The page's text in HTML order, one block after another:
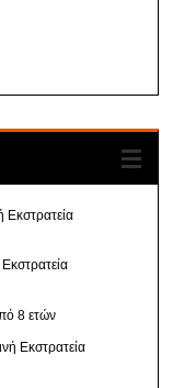
Εκστρατεία
8 ετών
Εκστρατεία